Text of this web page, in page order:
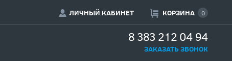
ЛИЧНЫЙ КАБИНЕТ КОРЗИНА 0
8 383 212 04 94
ЗАКАЗАТЬ ЗВОНОК